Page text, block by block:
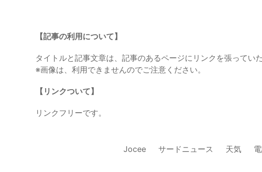
【記事の利用について】
タイトルと記事文章は、記事のあるページにリンクを張ってい
※画像は、利用できませんのでご注意ください。
【リンクついて】
リンクフリーです。
Jocee サードニュース 天気